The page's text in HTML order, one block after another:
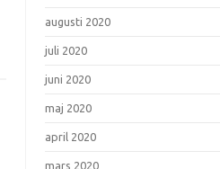
augusti 2020
juli 2020
juni 2020
maj 2020
april 2020
mars 2020